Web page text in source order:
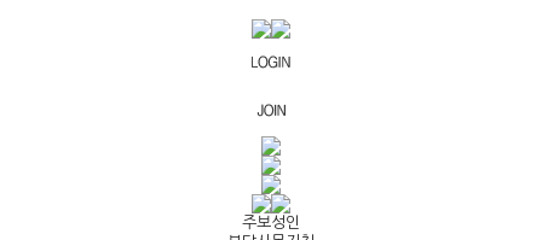
주보성인